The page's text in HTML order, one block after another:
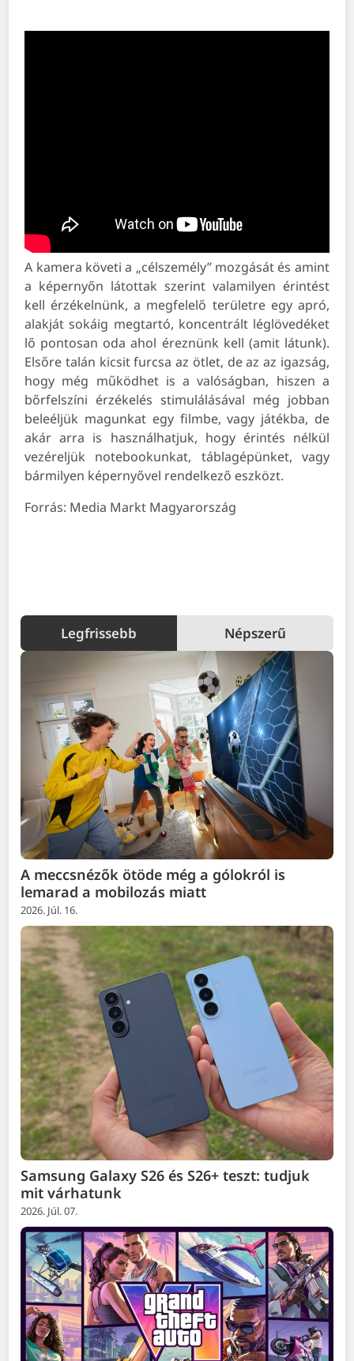
A kamera követi a „célszemély” mozgását és amint
a képernyőn látottak szerint valamilyen érintést
kell érzékelnünk, a megfelelő területre egy apró,
alakját sokáig megtartó, koncentrált léglövedéket
lő pontosan oda ahol éreznünk kell (amit látunk).
Elsőre talán kicsit furcsa az ötlet, de az az igazság,
hogy még működhet is a valóságban, hiszen a
bőrfelszíni érzékelés stimulálásával még jobban
beleéljük magunkat egy filmbe, vagy játékba, de
akár arra is használhatjuk, hogy érintés nélkül
vezéreljük notebookunkat, táblagépünket, vagy
bármilyen képernyővel rendelkező eszközt.
Forrás: Media Markt Magyarország
Legfrissebb Népszerű
A meccsnézők ötöde még a gólokról is
lemarad a mobilozás miatt
2026. Júl. 16.
Samsung Galaxy S26 és S26+ teszt: tudjuk
mit várhatunk
2026. Júl. 07.